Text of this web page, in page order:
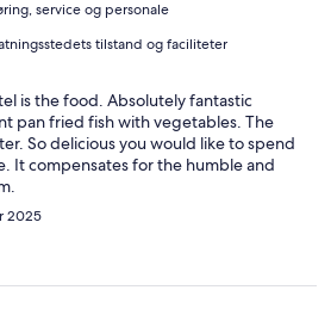
service og personale
tilstand og faciliteter
is the food. Absolutely fantastic
pan fried fish with vegetables. The
So delicious you would like to spend
It compensates for the humble and
2025